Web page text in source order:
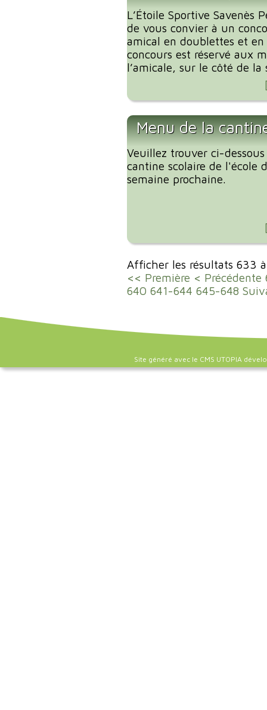
L’Étoile Sportive Savenès
de vous convier à un
amical en doublettes et en
concours est réservé aux
l’amicale, sur le côté de la
Menu de la
Veuillez trouver ci-
cantine scolaire de l'école
semaine prochaine.
Afficher les résultats 633
<< Première < Précédente
640 641-644 645-648
Site généré avec le CMS UTOPIA